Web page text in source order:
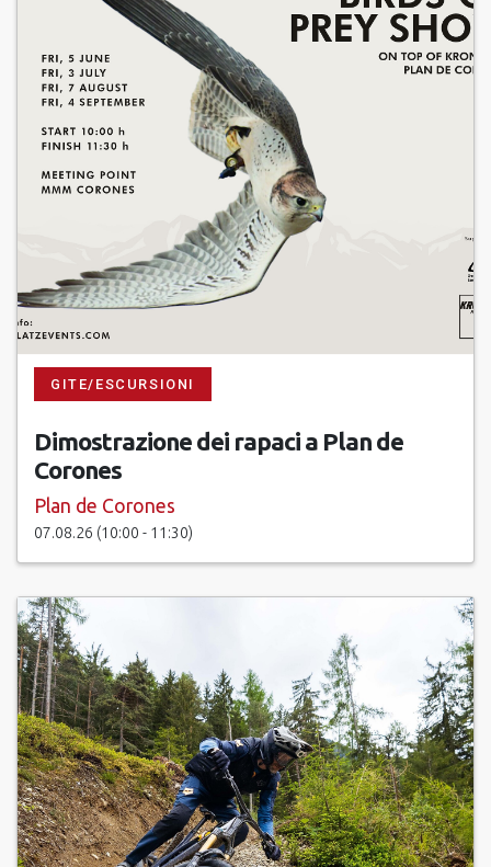
GITE/ESCURSIONI
Dimostrazione dei rapaci a Plan de
Corones
Plan de Corones
07.08.26 (10:00 - 11:30)